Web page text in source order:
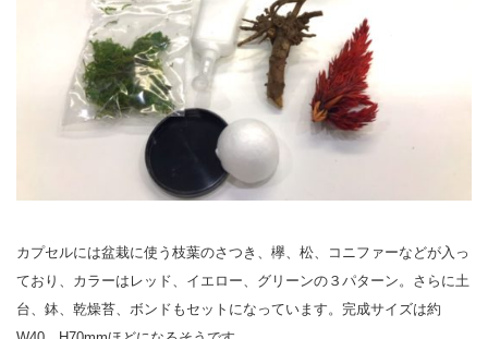
カプセルには盆栽に使う枝葉のさつき、欅、松、コニファーなどが入っ
ており、カラーはレッド、イエロー、グリーンの３パターン。さらに土
台、鉢、乾燥苔、ボンドもセットになっています。完成サイズは約